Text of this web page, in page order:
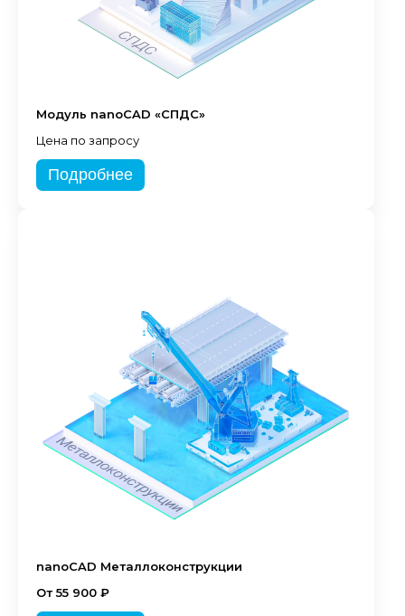
Модуль nanoCAD «СПДС»
Цена по запросу
Подробнее
nanoCAD Металлоконструкции
От 55 900 ₽